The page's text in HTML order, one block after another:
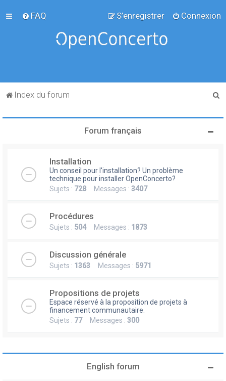
FAQ Connexion
S’enregistrer
Index du forum
Forum français
Installation
Un conseil pour l'installation? Un problème
technique pour installer OpenConcerto?
Sujets : 728 Messages : 3407
Procédures
Sujets : 504Messages : 1873
Discussion générale
Sujets : 1363 Messages : 5971
Propositions de projets
Espace réservé à la proposition de projets à
financement communautaire.
Sujets : 77Messages : 300
English forum